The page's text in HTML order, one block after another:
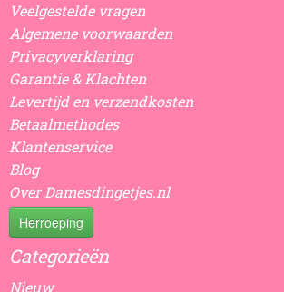
Veelgestelde vragen
Algemene voorwaarden
Privacyverklaring
Garantie & Klachten
Levertijd en verzendkosten
Betaalmethodes
Klantenservice
Blog
Over Damesdingetjes.nl
Herroeping
Categorieën
Nieuw